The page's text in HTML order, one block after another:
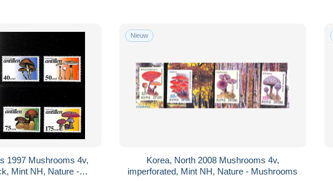
1997 Mushrooms 4v,
Mint NH, Nature -
Nieuw
Korea, North 2008 Mushrooms 4v,
imperforated, Mint NH, Nature - Mushrooms